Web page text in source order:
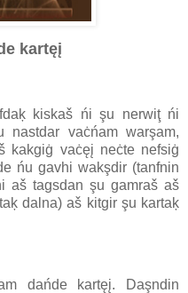
kartęį
kiskaš ńi şu nerwiţ ńi
vaċńam warşam,
kakgiġ vaċęį neċte nefsiġ
ńu gavhi wakşdir (tanfnin
aš tagsdan şu gamraš aš
dalna) aš kitgir şu kartaķ
dańde kartęį. Daşndin